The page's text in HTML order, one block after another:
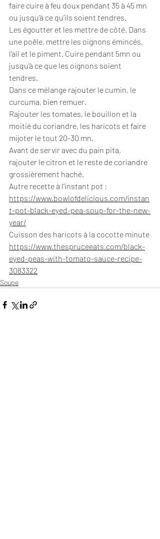
faire cuire à feu doux pendant 35 à 45 mn
ou jusqu’à ce qu’ils soient tendres.
Les égoutter et les mettre de côté. Dans
une poêle, mettre les oignons émincés,
l’ail et le piment. Cuire pendant 5mn ou
jusqu’à ce que les oignons soient
tendres.
Dans ce mélange rajouter le cumin, le
curcuma, bien remuer.
Rajouter les tomates, le bouillon et la
moitié du coriandre, les haricots et faire
mijoter le tout 20-30 mn.
Avant de servir avec du pain pita,
rajouter le citron et le reste de coriandre
grossièrement haché.
Autre recette à l’instant pot :
https://www.bowlofdelicious.com/instan
t-pot-black-eyed-pea-soup-for-the-new-
year/
Cuisson des haricots à la cocotte minute
https://www.thespruceeats.com/black-
eyed-peas-with-tomato-sauce-recipe-
3083322
Soupe